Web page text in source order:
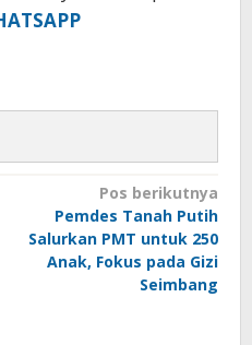
Pos berikutnya
Pemdes Tanah Putih
Salurkan PMT untuk 250
Anak, Fokus pada Gizi
Seimbang